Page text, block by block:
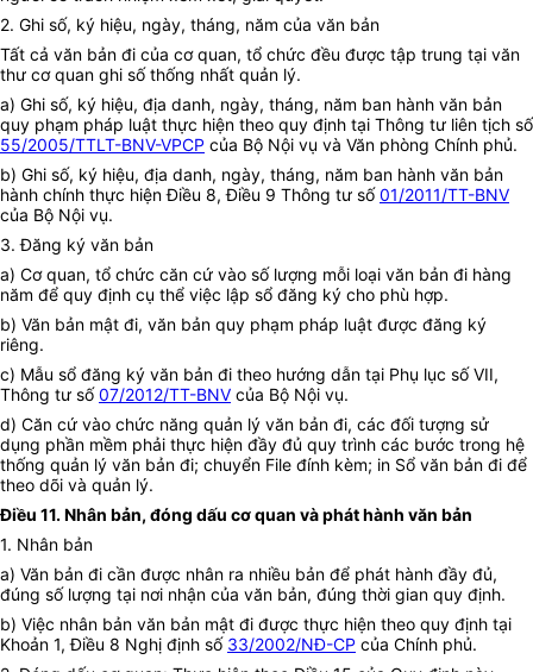
2. Ghi số, ký hiệu, ngày, tháng, năm của văn bản
Tất cả văn bản đi của cơ quan, tổ chức đều được tập trung tại văn
thư cơ quan ghi số thống nhất quản lý.
a) Ghi số, ký hiệu, địa danh, ngày, tháng, năm ban hành văn bản
quy phạm pháp luật thực hiện theo quy định tại Thông tư liên tịch số
55/2005/TTLT-BNV-VPCP của Bộ Nội vụ và Văn phòng Chính phủ.
b) Ghi số, ký hiệu, địa danh, ngày, tháng, năm ban hành văn bản
hành chính thực hiện Điều 8, Điều 9 Thông tư số01/2011/TT-BNV
của Bộ Nội vụ.
3. Đăng ký văn bản
a) Cơ quan, tổ chức căn cứ vào số lượng mỗi loại văn bản đi hàng
năm để quy định cụ thể việc lập sổ đăng ký cho phù hợp.
b) Văn bản mật đi, văn bản quy phạm pháp luật được đăng ký
riêng.
c) Mẫu sổ đăng ký văn bản đi theo hướng dẫn tại Phụ lục số VII,
Thông tư số07/2012/TT-BNV của Bộ Nội vụ.
d) Căn cứ vào chức năng quản lý văn bản đi, các đối tượng sử
dụng phần mềm phải thực hiện đầy đủ quy trình các bước trong hệ
thống quản lý văn bản đi; chuyển File đính kèm; in Sổ văn bản đi để
theo dõi và quản lý.
Điều 11. Nhân bản, đóng dấu cơ quan và phát hành văn bản
1. Nhân bản
a) Văn bản đi cần được nhân ra nhiều bản để phát hành đầy đủ,
đúng số lượng tại nơi nhận của văn bản, đúng thời gian quy định.
b) Việc nhân bản văn bản mật đi được thực hiện theo quy định tại
Khoản 1, Điều 8 Nghị định số 33/2002/NĐ-CP của Chính phủ.